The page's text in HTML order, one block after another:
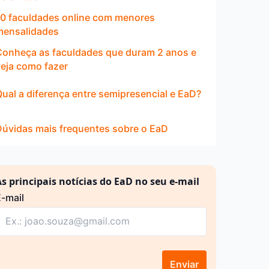
faculdades online com menores
as faculdades que duram 2 anos e
como fazer
a diferença entre semipresencial e EaD?
mais frequentes sobre o EaD
principais notícias do EaD no seu e-mail
mail
Enviar